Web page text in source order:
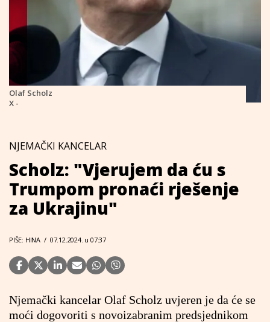
Olaf Scholz
X -
NJEMAČKI KANCELAR
Scholz: "Vjerujem da ću s
Trumpom pronaći rješenje
za Ukrajinu"
PIŠE: HINA / 07.12.2024. u 07:37
Njemački kancelar Olaf Scholz uvjeren je da će se
moći dogovoriti s novoizabranim predsjednikom